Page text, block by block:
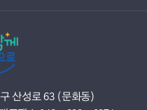
산성로 63 (문화동)